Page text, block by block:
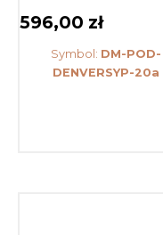
596,00 zł
Symbol: DM-POD-
DENVERSYP-20a